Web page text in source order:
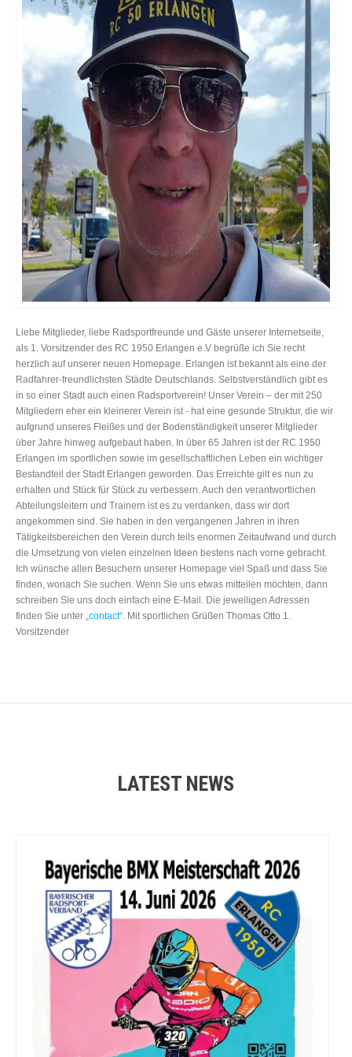
Liebe Mitglieder, liebe Radsportfreunde und Gäste unserer Internetseite,
als 1. Vorsitzender des RC 1950 Erlangen e.V begrüße ich Sie recht
herzlich auf unserer neuen Homepage. Erlangen ist bekannt als eine der
Radfahrer-freundlichsten Städte Deutschlands. Selbstverständlich gibt es
in so einer Stadt auch einen Radsportverein! Unser Verein – der mit 250
Mitgliedern eher ein kleinerer Verein ist - hat eine gesunde Struktur, die wir
aufgrund unseres Fleißes und der Bodenständigkeit unserer Mitglieder
über Jahre hinweg aufgebaut haben. In über 65 Jahren ist der RC 1950
Erlangen im sportlichen sowie im gesellschaftlichen Leben ein wichtiger
Bestandteil der Stadt Erlangen geworden. Das Erreichte gilt es nun zu
erhalten und Stück für Stück zu verbessern. Auch den verantwortlichen
Abteilungsleitern und Trainern ist es zu verdanken, dass wir dort
angekommen sind. Sie haben in den vergangenen Jahren in ihren
Tätigkeitsbereichen den Verein durch teils enormen Zeitaufwand und durch
die Umsetzung von vielen einzelnen Ideen bestens nach vorne gebracht.
Ich wünsche allen Besuchern unserer Homepage viel Spaß und dass Sie
finden, wonach Sie suchen. Wenn Sie uns etwas mitteilen möchten, dann
schreiben Sie uns doch einfach eine E-Mail. Die jeweiligen Adressen
finden Sie unter „contact“. Mit sportlichen Grüßen Thomas Otto 1.
Vorsitzender
LATEST NEWS